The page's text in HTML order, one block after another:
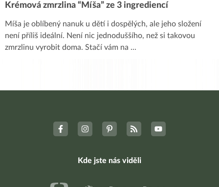
Krémová zmrzlina “Míša” ze 3 ingrediencí
Míša je oblíbený nanuk u dětí i dospělých, ale jeho složení
není příliš ideální. Není nic jednoduššího, než si takovou
zmrzlinu vyrobit doma. Stačí vám na ...
Kde jste nás viděli